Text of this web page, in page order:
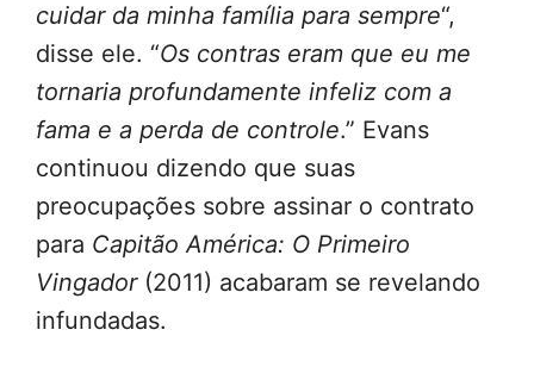
cuidar da minha família para sempre“,
disse ele. “Os contras eram que eu me
tornaria profundamente infeliz com a
fama e a perda de controle.” Evans
continuou dizendo que suas
preocupações sobre assinar o contrato
para Capitão América: O Primeiro
Vingador(2011) acabaram se revelando
infundadas.